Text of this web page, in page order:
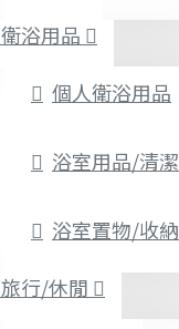
衛浴用品
個人衛浴用品
浴室用品/清潔
浴室置物/收納
旅行/休閒